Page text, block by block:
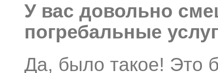
У вас довольно
погребальные
Да, было такое! Это